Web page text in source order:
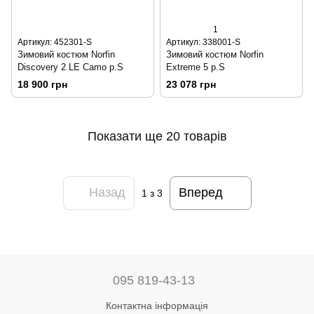
Артикул: 452301-S
Зимовий костюм Norfin
Discovery 2 LE Camo р.S
18 900 грн
1
Артикул: 338001-S
Зимовий костюм Norfin
Extreme 5 р.S
23 078 грн
Показати ще 20 товарів
Назад 1 з 3 Вперед
095 819-43-13
Контактна інформація